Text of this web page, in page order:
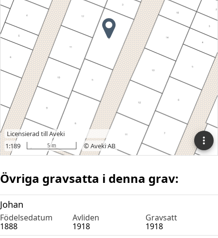
Övriga gravsatta i denna grav:
Johan
Födelsedatum Avliden
Gravsatt
1888
1918 1918